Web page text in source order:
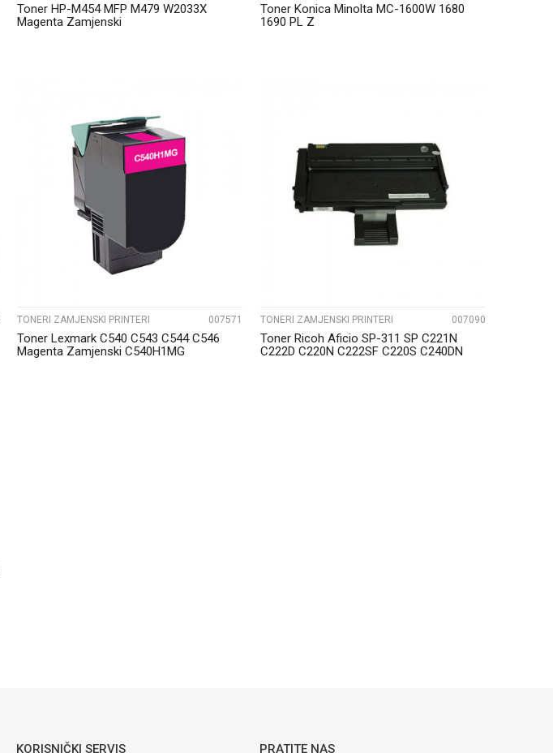
Toner HP-M454 MFP M479 W2033X
Magenta Zamjenski
Toner Konica Minolta MC-1600W 1680
1690 PL Z
TONERI ZAMJENSKI PRINTERI 007571
Toner Lexmark C540 C543 C544 C546
Magenta Zamjenski C540H1MG
UPOREDI
TONERI ZAMJENSKI PRINTERI 007090
Toner Ricoh Aficio SP-311 SP C221N
C222D C220N C222SF C220S C240DN
KORISNIČKI SERVIS PRATITE NAS